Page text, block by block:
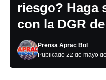
riesgo? Haga
con la DGR
Publicado 22 de mayo
Prensa Aprac Bol